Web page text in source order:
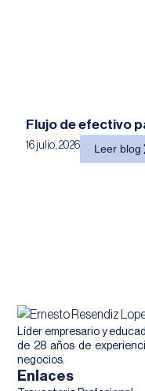
Flujo de efectivo
16 julio, 2026 Leer blog
Enlaces
Líder empresario y
de 28 años de
negocios.